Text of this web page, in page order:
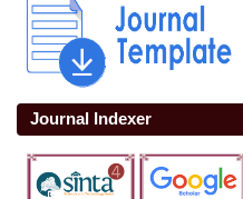
Journal Indexer